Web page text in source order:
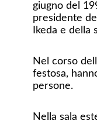
giugno del
presidente
Ikeda e della
Nel corso
festosa,
persone.
Nella sala